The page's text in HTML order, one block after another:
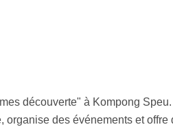
découverte" à Kompong
des événements et